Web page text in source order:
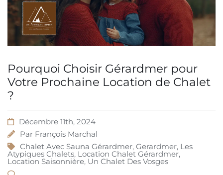
Pourquoi Choisir Gérardmer pour
Votre Prochaine Location de Chalet
?
Décembre 11th, 2024
Par François Marchal
Chalet Avec Sauna Gérardmer, Gerardmer, Les
Atypiques Chalets, Location Chalet Gérardmer,
Location Saisonnière, Un Chalet Des Vosges